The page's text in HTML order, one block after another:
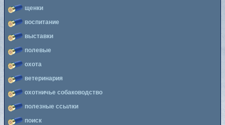
щенки
воспитание
выставки
полевые
охота
ветеринария
охотничье собаководство
полезные ссылки
поиск